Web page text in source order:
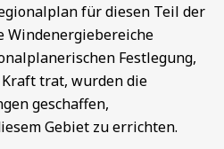
für diesen Teil der
Windenergiebereiche
Festlegung,
trat, wurden die
geschaffen,
Gebiet zu errichten.